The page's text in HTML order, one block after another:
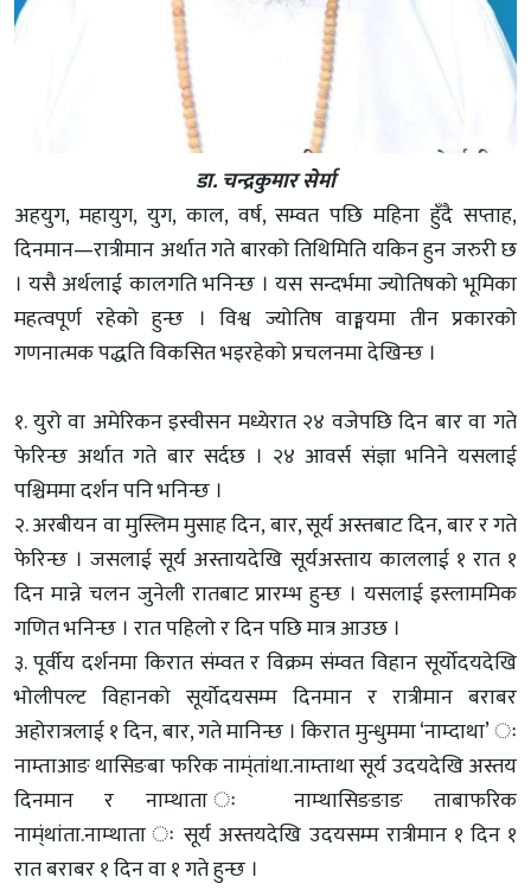
डा. चन्द्रकुमार सेर्मा
अहयुग, महायुग, युग, काल, वर्ष, सम्वत पछि महिना हुँदै सप्ताह,
दिनमान—रात्रीमान अर्थात गते बारको तिथिमिति यकिन हुन जरुरी छ
। यसै अर्थलाई कालगति भनिन्छ । यस सन्दर्भमा ज्योतिषको भूमिका
महत्वपूर्ण रहेको हुन्छ । विश्व ज्योतिष वाङ्मयमा तीन प्रकारको
गणनात्मक पद्धति विकसित भइरहेको प्रचलनमा देखिन्छ ।
१. युरो वा अमेरिकन इस्वीसन मध्येरात २४ वजेपछि दिन बार वा गते
फेरिन्छ अर्थात गते बार सर्दछ । २४ आवर्स संज्ञा भनिने यसलाई
पश्चिममा दर्शन पनि भनिन्छ ।
२. अरबीयन वा मुस्लिम मुसाह दिन, बार, सूर्य अस्तबाट दिन, बार र गते
फेरिन्छ । जसलाई सूर्य अस्तायदेखि सूर्यअस्ताय काललाई १ रात १
दिन मान्ने चलन जुनेली रातबाट प्रारम्भ हुन्छ । यसलाई इस्लाममिक
गणित भनिन्छ । रात पहिलो र दिन पछि मात्र आउछ ।
३. पूर्वीय दर्शनमा किरात संम्वत र विक्रम संम्वत विहान सूर्योदयदेखि
भोलीपल्ट विहानको सूर्योदयसम्म दिनमान र रात्रीमान बराबर
अहोरात्रलाई १ दिन, बार, गते मानिन्छ । किरात मुन्धुममा ‘नाम्दाथा’ ः
नाम्ताआङ थासिङबा फरिक नाम्ंतांथा.नाम्ताथा सूर्य उदयदेखि अस्तय
दिनमान र नाम्थाता ः नाम्थासिङङाङ ताबाफरिक
नाम्ंथांता.नाम्थाता ः सूर्य अस्तयदेखि उदयसम्म रात्रीमान १ दिन १
रात बराबर १ दिन वा १ गते हुन्छ ।